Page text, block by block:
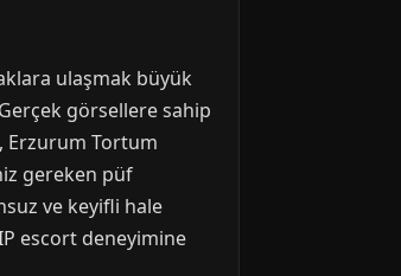
ulaşmak büyük
görsellere sahip
Erzurum Tortum
gereken püf
ve keyifli hale
escort deneyimine